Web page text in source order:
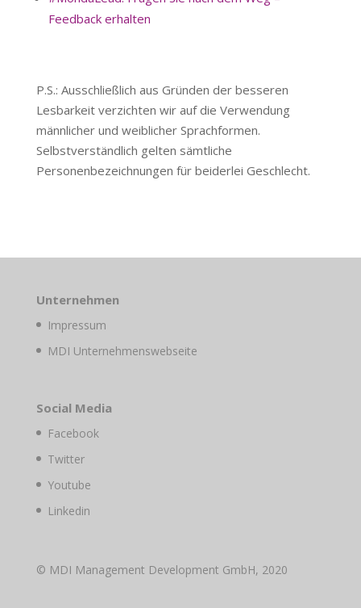
Feedback erhalten
P.S.: Ausschließlich aus Gründen der besseren
Lesbarkeit verzichten wir auf die Verwendung
männlicher und weiblicher Sprachformen.
Selbstverständlich gelten sämtliche
Personenbezeichnungen für beiderlei Geschlecht.
Unternehmen
Impressum
MDI Unternehmenswebseite
Social Media
Facebook
Twitter
Youtube
Linkedin
© MDI Management Development GmbH, 2020